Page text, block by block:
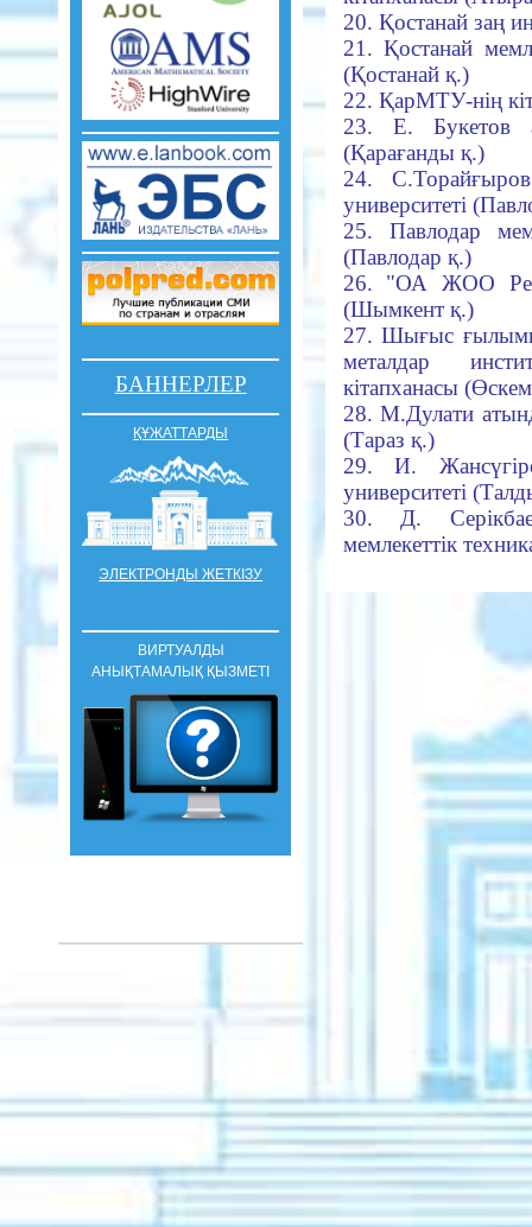
20. Қостанай заң
21. Қостанай
(Қостанай қ.)
22. ҚарМТУ-нің
23. Е. Букетов
(Қарағанды қ.)
24. С.
университеті
25. Павлодар
(Павлодар қ.)
26. "ОА ЖОО
(Шымкент қ.)
27. Шығыс ғылыми
металдар
кітапханасы
28. М.Дулати
(Тараз қ.)
29. И.
университеті
30. Д.
мемлекеттік
БАННЕРЛЕР
ҚҰЖАТТАРДЫ
ЭЛЕКТРОНДЫ ЖЕТКІЗУ
ВИРТУАЛДЫ
АНЫҚТАМАЛЫҚ ҚЫЗМЕТІ